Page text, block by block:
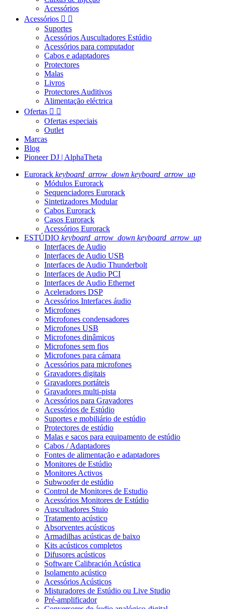
Acessórios
Acessórios  
Suportes
Acessórios Auscultadores Estúdio
Acessórios para computador
Cabos e adaptadores
Protectores
Malas
Livros
Protectores Auditivos
Alimentação eléctrica
Ofertas  
Ofertas especiais
Outlet
Marcas
Blog
Pioneer DJ | AlphaTheta
Eurorack keyboard_arrow_down keyboard_arrow_up
Módulos Eurorack
Sequenciadores Eurorack
Sintetizadores Modular
Cabos Eurorack
Casos Eurorack
Acessórios Eurorack
ESTÚDIO keyboard_arrow_down keyboard_arrow_up
Interfaces de Audio
Interfaces de Audio USB
Interfaces de Audio Thunderbolt
Interfaces de Audio PCI
Interfaces de Audio Ethernet
Aceleradores DSP
Acessórios Interfaces áudio
Microfones
Microfones condensadores
Microfones USB
Microfones dinâmicos
Microfones sem fios
Microfones para cámara
Acessórios para microfones
Gravadores digitais
Gravadores portáteis
Gravadores multi-pista
Acessórios para Gravadores
Acessórios de Estúdio
Suportes e mobiliário de estúdio
Protectores de estúdio
Malas e sacos para equipamento de estúdio
Cabos / Adaptadores
Fontes de alimentação e adaptadores
Monitores de Estúdio
Monitores Activos
Subwoofer de estúdio
Control de Monitores de Estudio
Acessórios Monitores de Estúdio
Auscultadores Stuio
Tratamento acústico
Absorventes acústicos
Armadilhas acústicas de baixo
Kits acústicos completos
Difusores acústicos
Software Calibración Acústica
Isolamento acústico
Acessórios Acústicos
Misturadores de Estúdio ou Live Studio
Pré-amplificador